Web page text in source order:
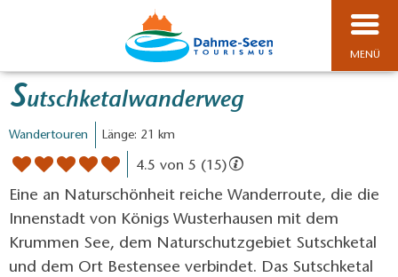
MENÜ
Sutschketalwanderweg
Wandertouren Länge: 21 km
4.5 von 5 (15)
Eine an Naturschönheit reiche Wanderroute, die die
Innenstadt von Königs Wusterhausen mit dem
Krummen See, dem Naturschutzgebiet Sutschketal
und dem Ort Bestensee verbindet. Das Sutschketal